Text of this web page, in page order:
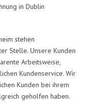
in Dublin
stehen
Stelle. Unsere Kunden
Arbeitsweise,
Kundenservice. Wir
Kunden bei ihrem
geholfen haben.